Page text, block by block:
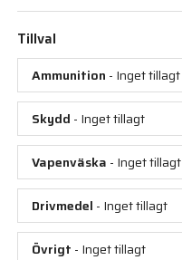
Tillval
Ammunition - Inget tillagt
Skydd - Inget tillagt
Vapenväska - Inget tillagt
Drivmedel - Inget tillagt
Övrigt - Inget tillagt